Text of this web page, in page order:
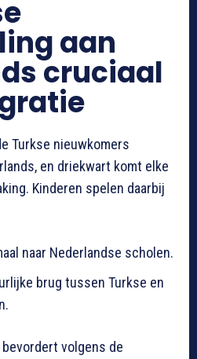
aan
cruciaal
Turkse nieuwkomers
en driekwart komt elke
Kinderen spelen daarbij
naar Nederlandse scholen.
brug tussen Turkse en
volgens de